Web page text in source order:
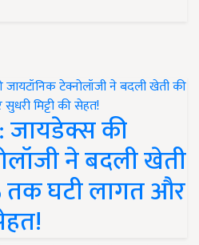
जायडेक्स की
ने बदली खेती
तक घटी लागत और